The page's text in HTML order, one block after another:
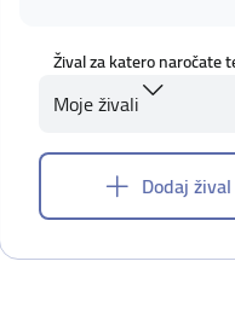
Žival za katero naročate
Moje živali
Dodaj žival